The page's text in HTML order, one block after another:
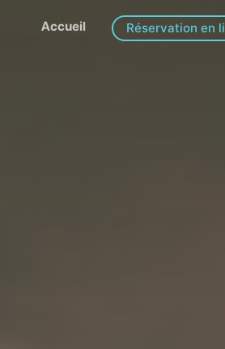
Accueil Réservation en